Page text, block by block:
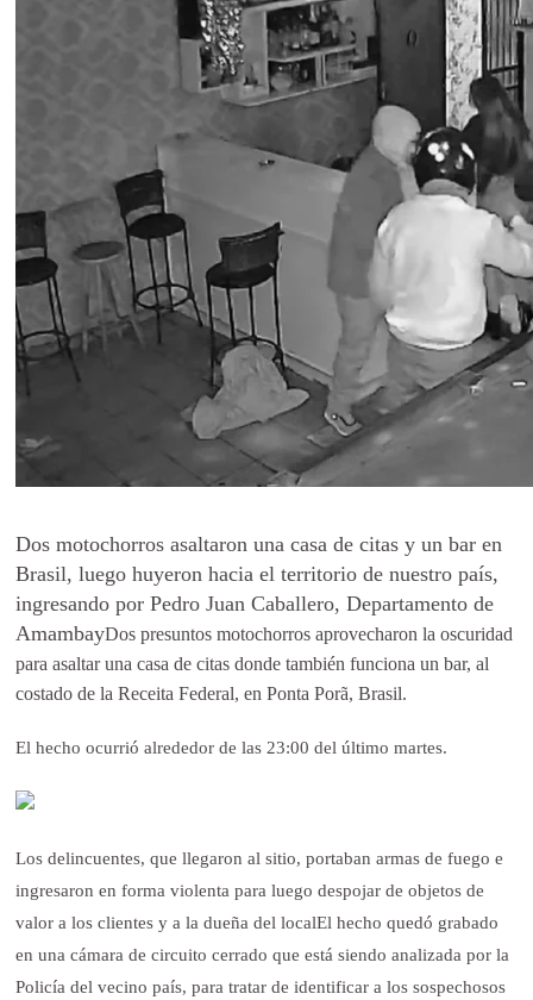
Dos motochorros asaltaron una casa de citas y un bar en
Brasil, luego huyeron hacia el territorio de nuestro país,
ingresando por Pedro Juan Caballero, Departamento de
AmambayDos presuntos motochorros aprovecharon la oscuridad
para asaltar una casa de citas donde también funciona un bar, al
costado de la Receita Federal, en Ponta Porã, Brasil.
El hecho ocurrió alrededor de las 23:00 del último martes.
Los delincuentes, que llegaron al sitio, portaban armas de fuego e
ingresaron en forma violenta para luego despojar de objetos de
valor a los clientes y a la dueña del localEl hecho quedó grabado
en una cámara de circuito cerrado que está siendo analizada por la
Policía del vecino país, para tratar de identificar a los sospechosos